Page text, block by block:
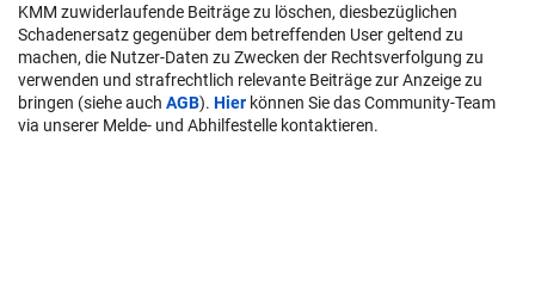
KMM zuwiderlaufende Beiträge zu löschen, diesbezüglichen
Schadenersatz gegenüber dem betreffenden User geltend zu
machen, die Nutzer-Daten zu Zwecken der Rechtsverfolgung zu
verwenden und strafrechtlich relevante Beiträge zur Anzeige zu
bringen (siehe auch AGB). Hier können Sie das Community-Team
via unserer Melde- und Abhilfestelle kontaktieren.